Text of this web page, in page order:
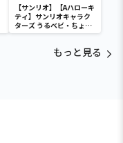
【サンリオ】【Aハローキ
ティ】サンリオキャラク
ターズ うるベビ・ちょい
デカドール
もっと見る